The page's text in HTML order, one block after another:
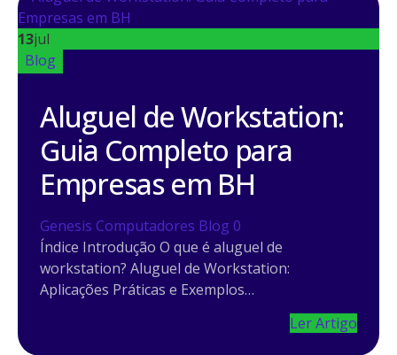
13jul
Blog
Aluguel de Workstation:
Guia Completo para
Empresas em BH
Genesis Computadores Blog 0
Índice Introdução O que é aluguel de
workstation? Aluguel de Workstation:
Aplicações Práticas e Exemplos…
Ler Artigo